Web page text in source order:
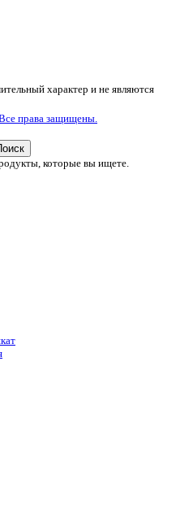
характер и не являются
права защищены.
которые вы ищете.